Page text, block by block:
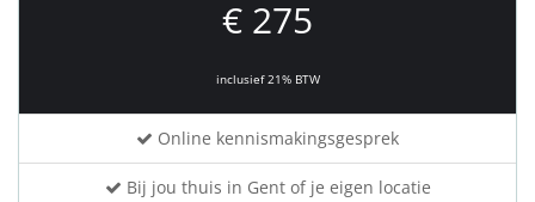
€ 275
inclusief 21% BTW
Online kennismakingsgesprek
Bij jou thuis in Gent of je eigen locatie